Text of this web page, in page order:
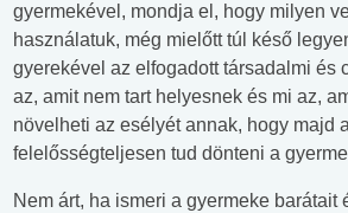
gyermekével, mondja el, hogy milyen
használatuk, még mielőtt túl késő
gyerekével az elfogadott társadalmi és
az, amit nem tart helyesnek és mi az,
növelheti az esélyét annak, hogy majd
felelősségteljesen tud dönteni a
Nem árt, ha ismeri a gyermeke barátait